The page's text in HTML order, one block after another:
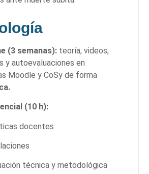
(3 semanas): teoría, videos,
y autoevaluaciones en
Moodle y CoSy de forma
(10 h):
docentes
técnica y metodológica